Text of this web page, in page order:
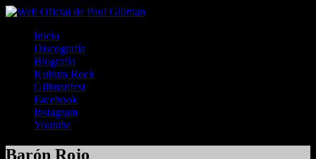
Inicio
Discografía
Biografía
Kultura Rock
Gillmanfest
Facebook
Instagram
Youtube
Barón Rojo